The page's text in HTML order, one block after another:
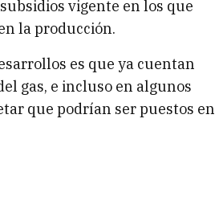
vigente en los que
la producción.
es que ya cuentan
gas, e incluso en algunos
que podrían ser puestos en